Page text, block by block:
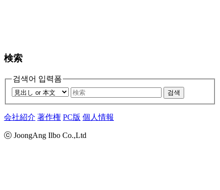
検索
검색어 입력폼
검색
会社紹介 著作権 PC版 個人情報
ⓒ JoongAng Ilbo Co.,Ltd